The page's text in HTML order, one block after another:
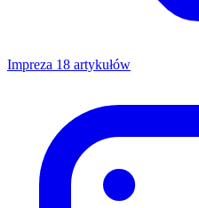
Impreza 18 artykułów